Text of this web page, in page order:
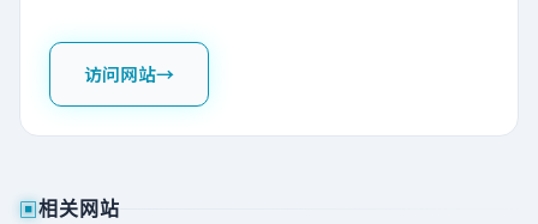
访问网站→
▣相关网站